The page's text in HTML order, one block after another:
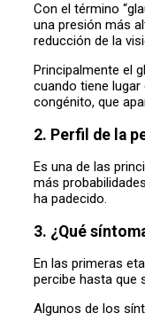
Con el término
una presión más
reducción de la
Principalmente el
cuando tiene
congénito, que
2. Perfil de la
Es una de las
más
ha padecido.
3. ¿Qué
En las primeras
percibe hasta que
Algunos de los